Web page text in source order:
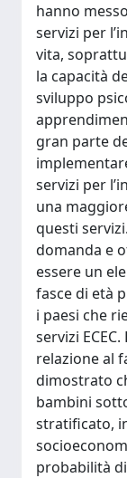
hanno
servizi per
vita,
la capacità
sviluppo
gran parte
servizi per
una
questi
domanda e
essere un
fasce di età
i paesi che
servizi
relazione al
dimostrato
bambini
stratificato,
probabilità